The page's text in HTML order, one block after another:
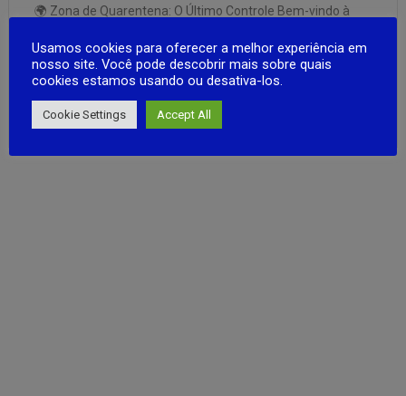
🌍 Zona de Quarentena: O Último Controle Bem-vindo à
destino da humanidade está em suas mãos. Como chefe
de um posto de controle, você enfrentará decisões de vida
FULL ARTICLE
Usamos cookies para oferecer a melhor experiência em
nosso site. Você pode descobrir mais sobre quais
cookies estamos usando ou desativa-los.
Cookie Settings Accept All